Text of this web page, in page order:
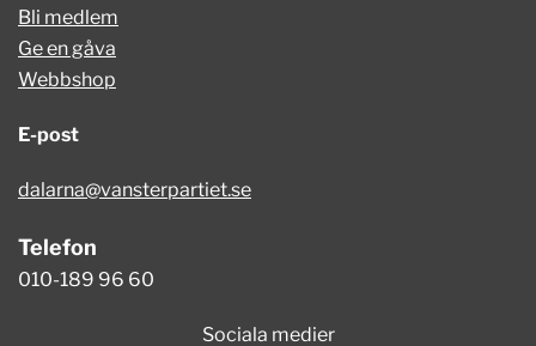
Bli medlem
Ge en gåva
Webbshop
E-post
dalarna@vansterpartiet.se
Telefon
010-189 96 60
Sociala medier